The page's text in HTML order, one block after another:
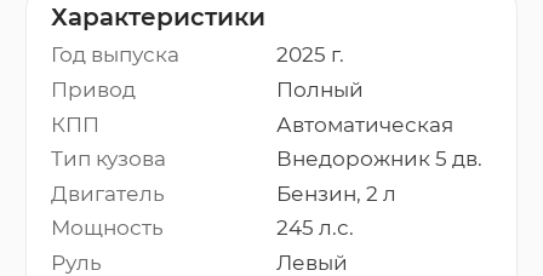
Характеристики
Год выпуска
2025 г.
Привод
Полный
КПП
Автоматическая
Тип кузова
Внедорожник 5 дв.
Двигатель
Бензин, 2 л
Мощность
245 л.с.
Руль
Левый